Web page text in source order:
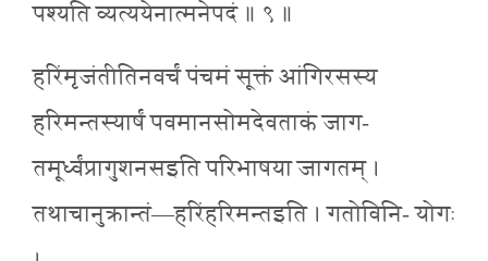
पश्यति व्यत्ययेनात्मनेपदं ॥ ९ ॥
हरिंमृजंतीतिनवर्चं पंचमं सूक्तं आंगिरसस्य
हरिमन्तस्यार्षं पवमानसोमदेवताकं जाग-
तमूर्ध्वंप्रागुशनसइति परिभाषया जागतम् ।
तथाचानुक्रान्तं—हरिंहरिमन्तइति । गतोविनि- योगः